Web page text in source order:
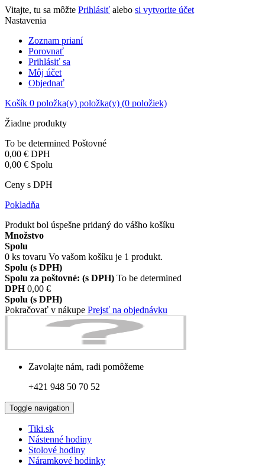
Vitajte, tu sa môžte Prihlásiť alebo si vytvorite účet
Nastavenia
Zoznam prianí
Porovnať
Prihlásiť sa
Môj účet
Objednať
Košík 0 položka(y) položka(y) (0 položiek)
Žiadne produkty
To be determined Poštovné
0,00 € DPH
0,00 € Spolu
Ceny s DPH
Pokladňa
Produkt bol úspešne pridaný do vášho košíku
Množstvo
Spolu
0 ks tovaru Vo vašom košíku je 1 produkt.
Spolu (s DPH)
Spolu za poštovné: (s DPH) To be determined
DPH 0,00 €
Spolu (s DPH)
Pokračovať v nákupe Prejsť na objednávku
Zavolajte nám, radi pomôžeme
+421 948 50 70 52
Toggle navigation
Tiki.sk
Nástenné hodiny
Stolové hodiny
Náramkové hodinky